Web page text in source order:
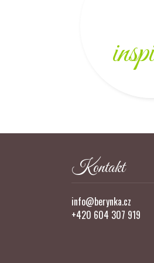
Kontakt
info@berynka.cz
+420 604 307 919